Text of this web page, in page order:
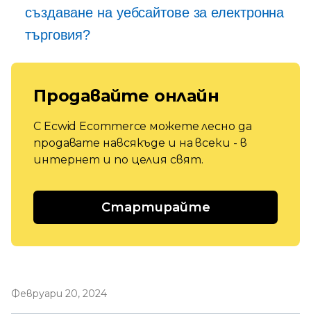
създаване на уебсайтове за електронна
търговия?
Продавайте онлайн
С Ecwid Ecommerce можете лесно да
продавате навсякъде и на всеки - в
интернет и по целия свят.
Стартирайте
Февруари 20, 2024